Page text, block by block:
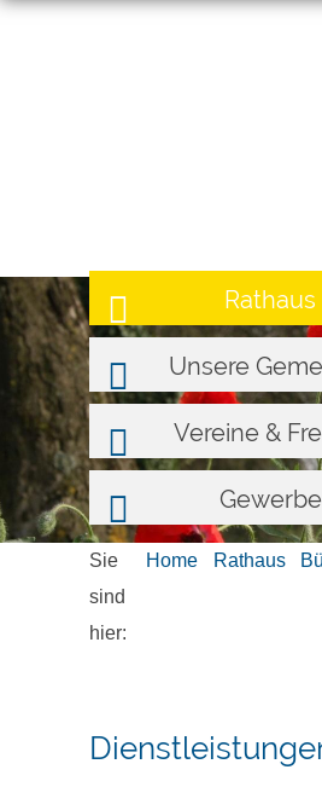
Rathaus
Unsere
Vereine &
Gewerbe
Sie
sind
hier:
Home Rathaus